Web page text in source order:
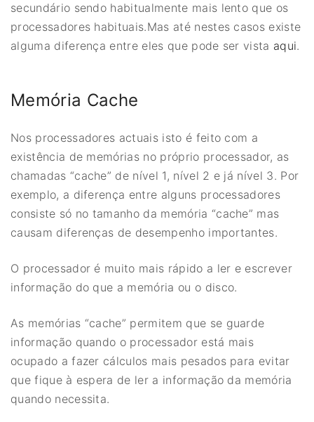
secundário sendo habitualmente mais lento que os
processadores habituais.Mas até nestes casos existe
alguma diferença entre eles que pode ser vista aqui.
Memória Cache
Nos processadores actuais isto é feito com a
existência de memórias no próprio processador, as
chamadas “cache” de nível 1, nível 2 e já nível 3. Por
exemplo, a diferença entre alguns processadores
consiste só no tamanho da memória “cache” mas
causam diferenças de desempenho importantes.
O processador é muito mais rápido a ler e escrever
informação do que a memória ou o disco.
As memórias “cache” permitem que se guarde
informação quando o processador está mais
ocupado a fazer cálculos mais pesados para evitar
que fique à espera de ler a informação da memória
quando necessita.